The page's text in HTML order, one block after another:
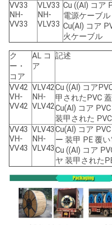
VV33
NH-
VV33
VLV33
NH-
VLV33
Cu ((Al) コア
電源ケーブル
Cu(Al) コア
火ケーブル
ク
ー・
コア
AL コ
ア
記述
VV42
VH-
VV42
VLV42
NH-
VLV42
Cu ((Al) コア
甲されたPVC
Cu(Al) コア
装甲された
VV43
VH-
VV43
VLV43
NH-
VLV43
Cu(Al) コア
ー 装甲 PE 覆
Cu ((Al) コア
ヤ 装甲された